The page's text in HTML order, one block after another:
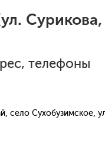
телефоны
село Сухобузимское,